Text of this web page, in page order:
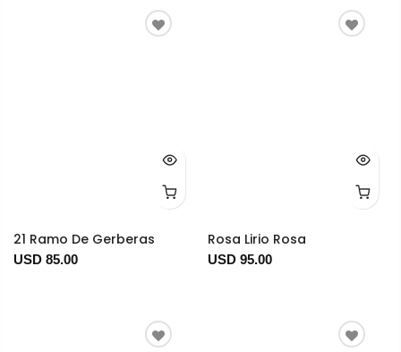
21 Ramo De Gerberas
USD 85.00
Rosa Lirio Rosa
USD 95.00